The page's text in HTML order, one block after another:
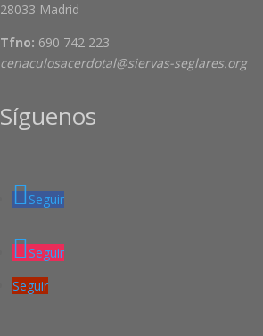
28033 Madrid
Tfno: 690 742 223
cenaculosacerdotal@siervas-seglares.org
Síguenos
Seguir
Seguir
Seguir